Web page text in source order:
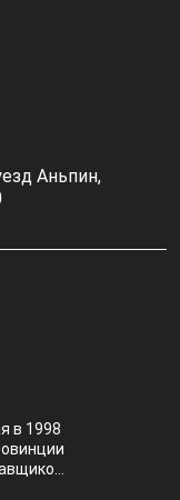
Аньпин,
в 1998